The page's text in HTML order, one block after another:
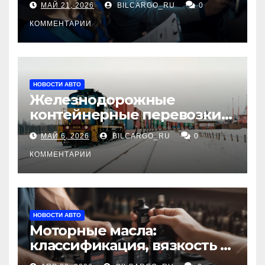
МАЙ 21, 2026 BILCARGO_RU 0
КОММЕНТАРИИ
НОВОСТИ АВТО
Железнодорожные
контейнерные перевозки
из Китая в Россию:
маршруты, сроки и
требования
МАЙ 6, 2026 BILCARGO_RU 0
КОММЕНТАРИИ
НОВОСТИ АВТО
Моторные масла:
классификация, вязкость и
рекомендации по выбору